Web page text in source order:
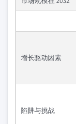
增长驱动因素
陷阱与挑战